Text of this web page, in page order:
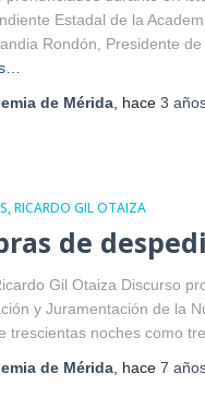
Estadal de la
Rondón, Presidente
de Mérida , hace 3
RICARDO GIL OTAIZA
de
Gil Otaiza Discurso
y Juramentación de la
trescientas noches como
de Mérida , hace 7